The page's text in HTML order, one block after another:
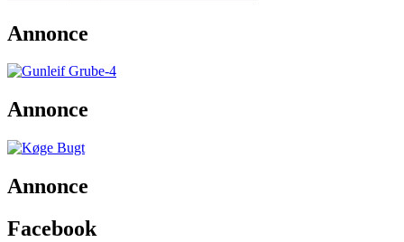
Annonce
Annonce
Annonce
Facebook